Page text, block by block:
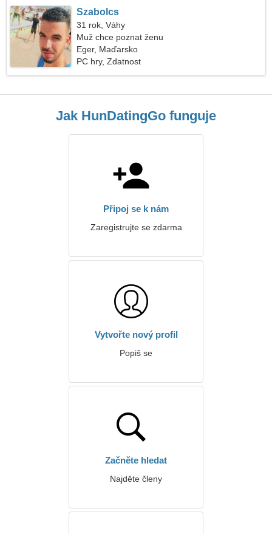
Szabolcs
31 rok, Váhy
Muž chce poznat ženu
Eger, Maďarsko
PC hry, Zdatnost
Jak HunDatingGo funguje
Připoj se k nám
Zaregistrujte se zdarma
Vytvořte nový profil
Popiš se
Začněte hledat
Najděte členy